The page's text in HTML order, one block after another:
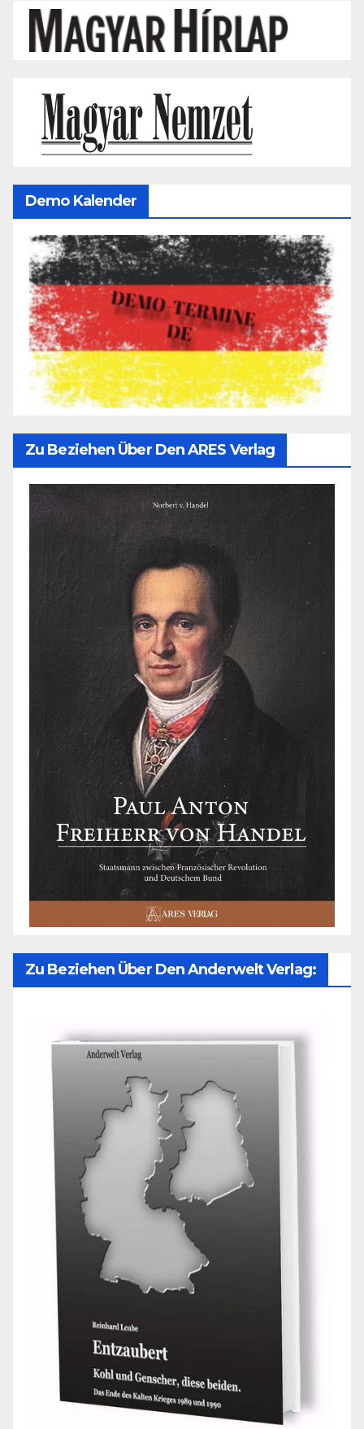
Demo Kalender
Zu Beziehen Über Den ARES Verlag
Zu Beziehen Über Den Anderwelt Verlag: